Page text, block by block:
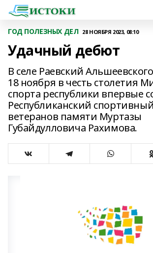
ГОД ПОЛЕЗНЫХ ДЕЛ 28 НОЯБРЯ 2023, 08:10
Удачный дебют
В селе Раевский
18 ноября в честь столетия
спорта республики впервые
Республиканский
ветеранов памяти Муртазы
Губайдулловича Рахимова.